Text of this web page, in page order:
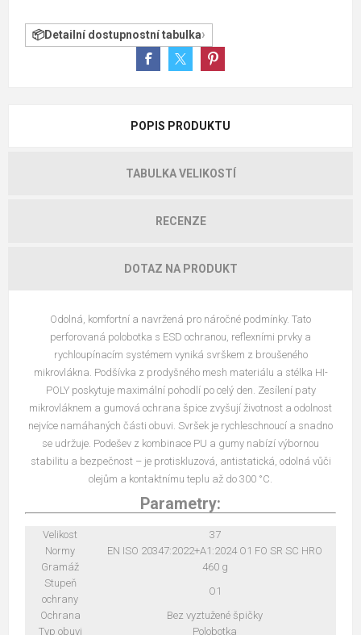
Detailní dostupnostní tabulka
POPIS PRODUKTU
TABULKA VELIKOSTÍ
RECENZE
DOTAZ NA PRODUKT
Odolná, komfortní a navržená pro náročné podmínky. Tato
perforovaná polobotka s ESD ochranou, reflexními prvky a
rychloupínacím systémem vyniká svrškem z broušeného
mikrovlákna. Podšívka z prodyšného mesh materiálu a stélka HI-
POLY poskytuje maximální pohodlí po celý den. Zesílení paty
mikrovláknem a gumová ochrana špice zvyšují životnost a odolnost
nejvíce namáhaných části obuvi. Svršek je rychleschnoucí a snadno
se udržuje. Podešev z kombinace PU a gumy nabízí výbornou
stabilitu a bezpečnost – je protiskluzová, antistatická, odolná vůči
olejům a kontaktnímu teplu až do 300 °C.
Parametry:
Velikost
37
Normy
EN ISO 20347:2022+A1:2024 O1 FO SR SC HRO
Gramáž
460 g
Stupeň
ochrany
O1
Ochrana
Bez vyztužené špičky
Typ obuvi
Polobotka